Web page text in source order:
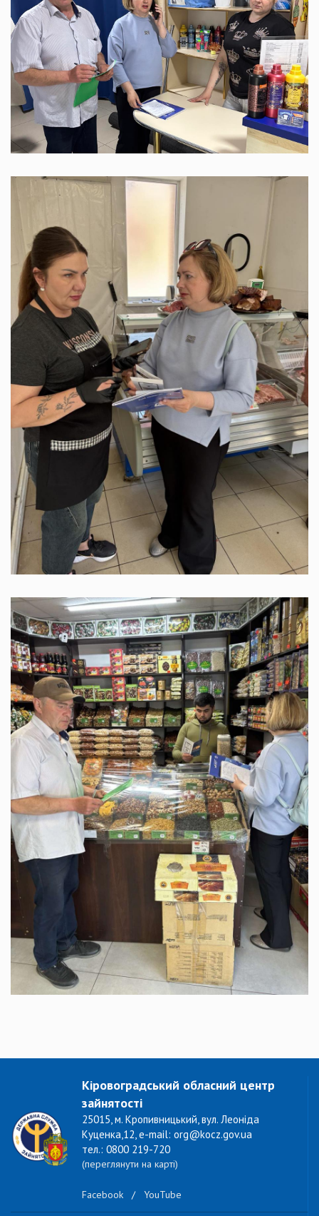
Кіровоградський обласний центр
зайнятості
25015, м. Кропивницький, вул. Леоніда
Куценка,12, e-mail: org@kocz.gov.ua
тел.: 0800 219-720
(переглянути на карті)
Facebook / YouTube